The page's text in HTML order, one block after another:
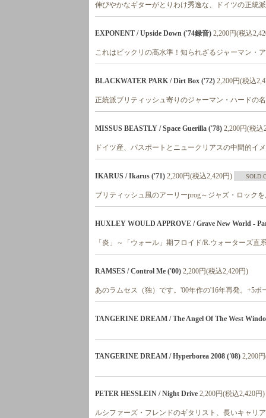
伸びやかなギターがとりわけ秀逸な、ドイツの正統
EXPONENT / Upside Down ('74録音) 2,200円(税込
これはビックリの高水準！知られざるジャーマン・
BLACKWATER PARK / Dirt Box ('72) 2,200円(税込
正統派ブリティッシュ寄りのジャーマン・ハードの
MISSUS BEASTLY / Space Guerilla ('78) 2,200円(税込
ドイツ産、パスポートとニュークリアスの中間的イ
IKARUS / Ikarus ('71) 2,200円(税込2,420円) SOLD
ブリティッシュ風のアーリーprog～ジャズ・ロック
HUXLEY WOULD APPROVE / Grave New World -
「炎」～「ウォール」期フロイド/R.ウォーターズ
RAMSES / Control Me ('00) 2,200円(税込2,420円)
あのラムセス（独）です。'00年作の'16年再発。+5
TANGERINE DREAM / The Angel Of The West
TANGERINE DREAM / Hyperborea 2008 ('08) 2,200
PETER HESSLEIN / Night Drive 2,200円(税込2,420円)
ルシファーズ・フレンドのギタリスト、長いキャリ